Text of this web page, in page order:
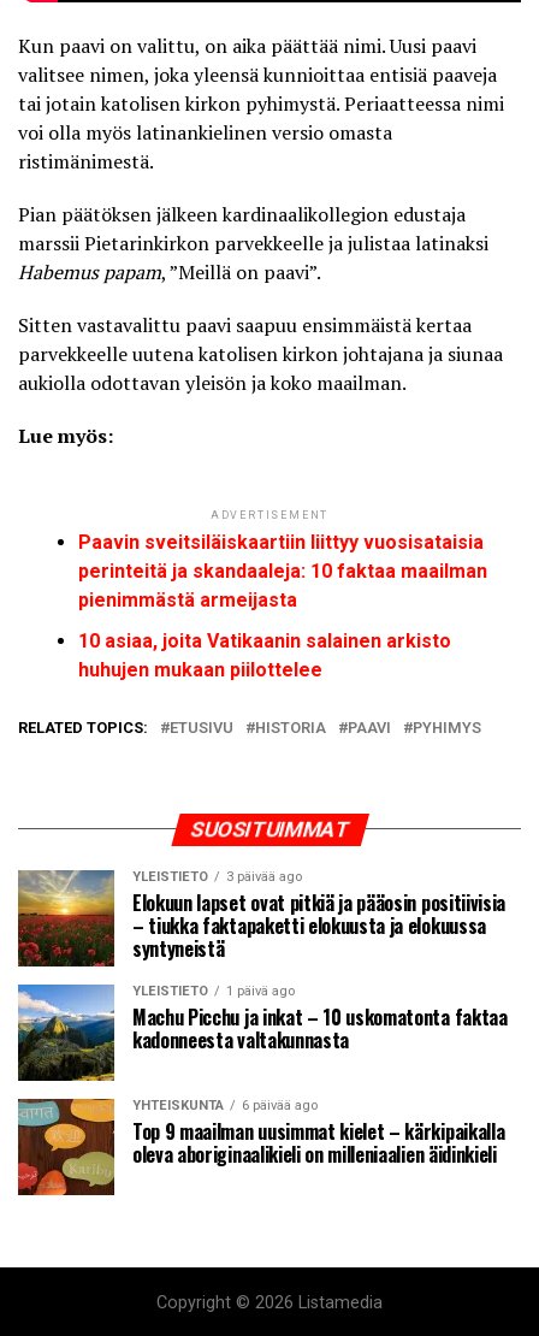
Kun paavi on valittu, on aika päättää nimi. Uusi paavi
valitsee nimen, joka yleensä kunnioittaa entisiä paaveja
tai jotain katolisen kirkon pyhimystä. Periaatteessa nimi
voi olla myös latinankielinen versio omasta
ristimänimestä.
Pian päätöksen jälkeen kardinaalikollegion edustaja
marssii Pietarinkirkon parvekkeelle ja julistaa latinaksi
Habemus papam, ”Meillä on paavi”.
Sitten vastavalittu paavi saapuu ensimmäistä kertaa
parvekkeelle uutena katolisen kirkon johtajana ja siunaa
aukiolla odottavan yleisön ja koko maailman.
Lue myös:
ADVERTISEMENT
Paavin sveitsiläiskaartiin liittyy vuosisataisia
perinteitä ja skandaaleja: 10 faktaa maailman
pienimmästä armeijasta
10 asiaa, joita Vatikaanin salainen arkisto
huhujen mukaan piilottelee
RELATED TOPICS: ETUSIVU HISTORIA PAAVI PYHIMYS
SUOSITUIMMAT
YLEISTIETO 3 päivää ago
Elokuun lapset ovat pitkiä ja pääosin positiivisia
– tiukka faktapaketti elokuusta ja elokuussa
syntyneistä
YLEISTIETO 1 päivä ago
Machu Picchu ja inkat – 10 uskomatonta faktaa
kadonneesta valtakunnasta
YHTEISKUNTA 6 päivää ago
Top 9 maailman uusimmat kielet – kärkipaikalla
oleva aboriginaalikieli on milleniaalien äidinkieli
Copyright © 2026 Listamedia